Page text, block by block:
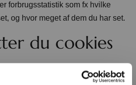
forbrugsstatistik som fx hvilke
og hvor meget af dem du har set.
du cookies
efter en rum tid, men de fornyes